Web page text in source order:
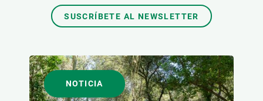
SUSCRÍBETE AL NEWSLETTER
NOTICIA